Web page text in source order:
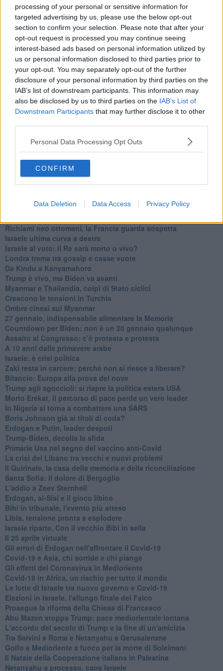
processing of your personal or sensitive information for
targeted advertising by us, please use the below opt-out
section to confirm your selection. Please note that after your
opt-out request is processed you may continue seeing
interest-based ads based on personal information utilized by
us or personal information disclosed to third parties prior to
your opt-out. You may separately opt-out of the further
disclosure of your personal information by third parties on the
IAB’s list of downstream participants. This information may
also be disclosed by us to third parties on the IAB’s List of
Downstream Participants that may further disclose it to other
Personal Data Processing Opt Outs
CONFIRM
Data Deletion Data Access Privacy Policy
Cipro, un ponte dove si mischiano le culture
Una vigilia di Natale per un nuovo Rais
La questione israelo-palestinese ignorata dal G20
Erdogan continua a sfidare l'Occidente
Libano, collasso economico e guerra civile
Johnson, da Trump a Biden alla Brexit
L'AUKUS e il Quad
Biden, primo presidente USA non in guerra
Papa Bergoglio vedrà Viktor Orbán
Bennet, un giorno in attesa di Biden
Il ritorno dei talebani
​La lenta agonia del Libano
Sudafrica, è allarme alimentare
Usa di nuovo al centro della geopolitica internazionale
L’appuntamento di Israele con il cambiamento
La farsa delle elezioni in Siria
In Medioriente non ci sono favole, solo realtà
Biden chiama ma Netanyahu non risponde
Niente di nuovo in Medioriente
La forza di Boris Johnson
Biden nuovo alleato armeno contro la Turchia
Richiami neo ottomani, la Francia guarda sospetta
Israele ultima curva a destra
Israele al voto: il Re sarà morto o vivo?
Londra trema tra gossip e casse vuote
Da Kindu a Kanyamahoro
Trump è vivo, ma Biden va avanti
Myanmar e Thailandia, colpi di Stato ciclici
Crescono le tensioni in Turchia
Ombre cinesi sul Myanmar
27 gennaio, indispensabile alimentare la Memoria
Countdown per Biden: non è un 20 gennaio qualunque
Assalto al Congresso: c’è protesta e protesta
A 10 anni dalle primavere arabe
Israele: è crisi politica
Zaki resta in carcere: perchè non si riesce a liberare?
Bilancio: Europa alla prova del nove
Trump agli sgoccioli: si riapre la politica estera USA
Morto Erekat, il percorso di pace perde un vero leader
In Nigeria si torna a combattere una SARS
Boris Johnson già ai titoli di coda?
Erdogan e Putin, leader despoti
Trump-Biden, decolla la sfida
Primarie Usa nel segno del vaccino anti-Covid
La crisi del Libano tra vecchi e nuovi problemi
Il Quirinale, la casa della memoria e della riconciliazione
Santa Sofia: il dolore di Bergoglio
L'addio a ​Zeev Sternhell
Erdogan, al-Sisi e il gioco libico
Bibi in tribunale, l'evento più atteso
Libia, tensione pronta a esplodere
Israele riparte. Con il vecchio Bibi in sella
Il 25 aprile virtuale
Gli errori di Erdogan nell'affrontare il Covid-19
Covid-19 e Asia, chi sorride e chi piange
Gli effetti del Coronavirus in Medioriente
Covid-19 in Africa, un rischio per tutto il mondo
Le lotte di Israele tra nuovo governo e Covid-19
Elezioni in Israele, l'allungo finale del Falco
Prosegue la riforma della Chiesa di Francesco
Abu Mazen stoppa Trump: pace mediorientale lontana
L'accordo del secolo di Trump e la fine di un'amicizia
Tra Salvini a Roma e Netanyahu a Gerusalemme
Golfo e Medioriente a fuoco per la morte di Soleimani
Il Natale della Cooperazione italiana in Palestina
Netanyahu a processo, caos Israele